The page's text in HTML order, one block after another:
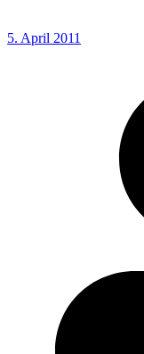
5. April 2011